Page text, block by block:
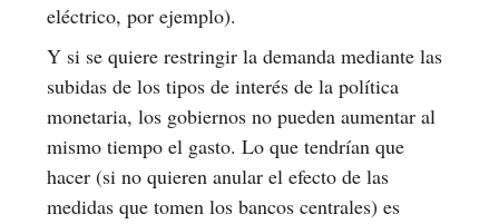
eléctrico, por ejemplo).
Y si se quiere restringir la demanda mediante las
subidas de los tipos de interés de la política
monetaria, los gobiernos no pueden aumentar al
mismo tiempo el gasto. Lo que tendrían que
hacer (si no quieren anular el efecto de las
medidas que tomen los bancos centrales) es